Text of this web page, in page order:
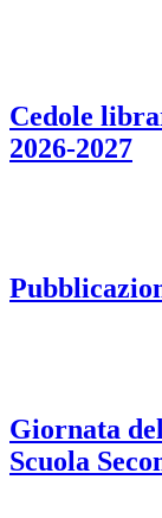
Cedole
2026-2027
Giornata
Scuola